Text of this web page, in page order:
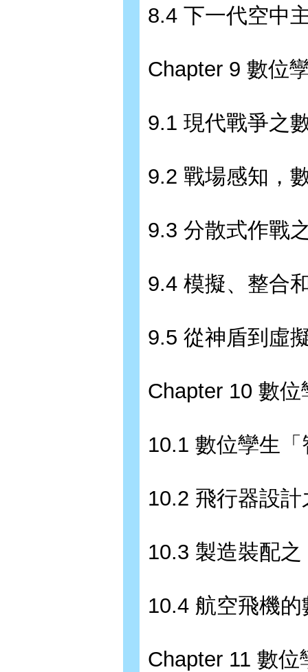
8.4 下一代空中
Chapter 9 數位
9.1 現代戰爭之
9.2 戰場感知，
9.3 分散式作戰
9.4 模擬、整合
9.5 從神盾到虛
Chapter 10 數
10.1 數位孿生
10.2 飛行器設
10.3 製造裝配
10.4 航空飛機
Chapter 11 數